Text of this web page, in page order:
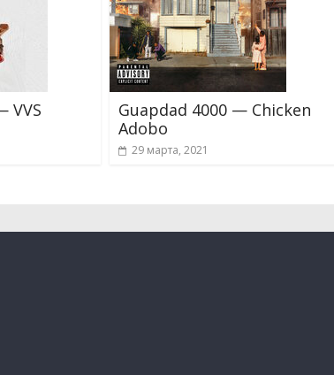
VVS
Guapdad 4000 — Chicken
Adobo
29 марта, 2021